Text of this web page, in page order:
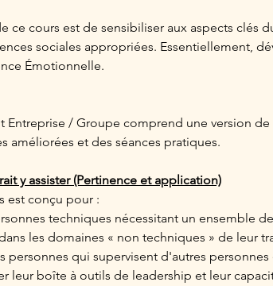
ce cours est de sensibiliser aux aspects clés
sociales appropriées. Essentiellement,
Émotionnelle.
Entreprise / Groupe comprend une version de
améliorées et des séances pratiques.
y assister (Pertinence et application)
est conçu pour :
les domaines « non techniques » de leur
leur boîte à outils de leadership et leur